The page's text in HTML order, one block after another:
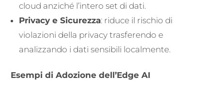
cloud anziché l’intero set di dati.
Privacy e Sicurezza: riduce il rischio di
violazioni della privacy trasferendo e
analizzando i dati sensibili localmente.
Esempi di Adozione dell’Edge AI